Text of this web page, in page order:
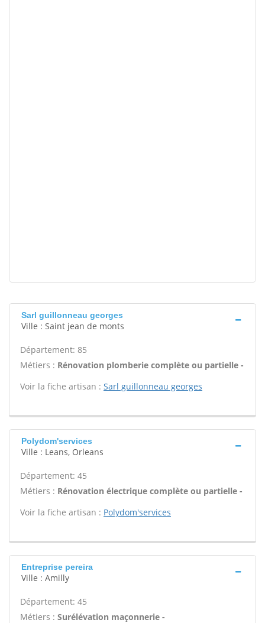
Sarl guillonneau georges
Ville : Saint jean de monts
Département: 85
Métiers : Rénovation plomberie complète ou partielle -
Voir la fiche artisan : Sarl guillonneau georges
Polydom'services
Ville : Leans, Orleans
Département: 45
Métiers : Rénovation électrique complète ou partielle -
Voir la fiche artisan : Polydom'services
Entreprise pereira
Ville : Amilly
Département: 45
Métiers : Surélévation maçonnerie -